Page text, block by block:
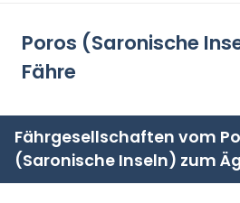
Poros (Saronische
Fähre
Fährgesellschaften vom
(Saronische Inseln) zum